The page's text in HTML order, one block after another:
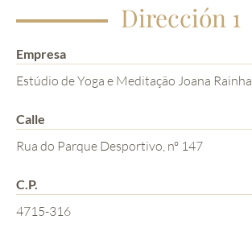
Dirección 1
Empresa
Estúdio de Yoga e Meditação Joana Rainha
Calle
Rua do Parque Desportivo, nº 147
C.P.
4715-316